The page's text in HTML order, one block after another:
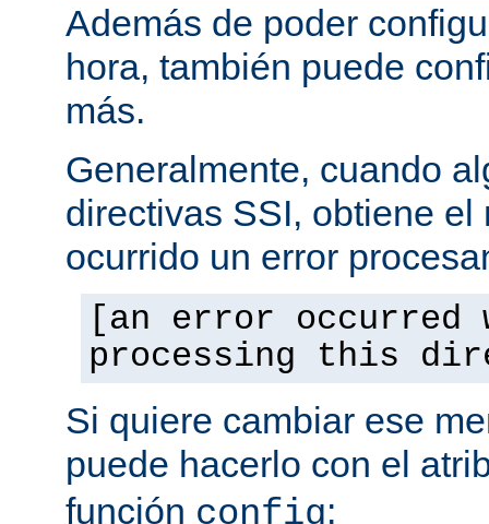
Además de poder
hora, también puede
más.
Generalmente, cuando
directivas SSI, obtiene el
ocurrido un error
[an error occurred
processing this
Si quiere cambiar ese
puede hacerlo con el
función config: